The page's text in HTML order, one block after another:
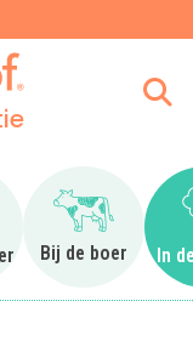
Bij het water
Bij de boer
Ga naar Bij
In